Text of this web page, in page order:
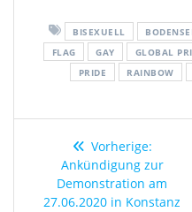
c
e
b
k
st
o
d
n
ai
l
le
n
BISEXUELL
FLAG
GAY GLOBAL
PRIDE
RAINBOW
Vorherige:
Beitrag:
Ankündigung zur
Demonstration am
27.06.2020 in Konstanz